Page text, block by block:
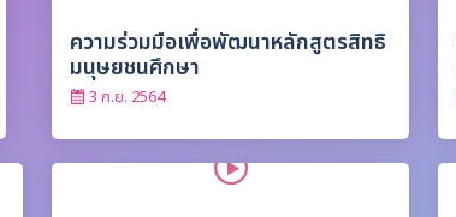
ความร่วมมือเพื่อพัฒนาหลักสูตรสิทธิ
มนุษยชนศึกษา
3 ก.ย. 2564